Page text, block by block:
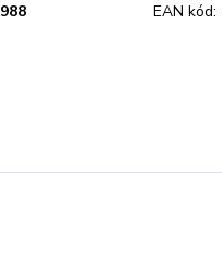
EAN kód: